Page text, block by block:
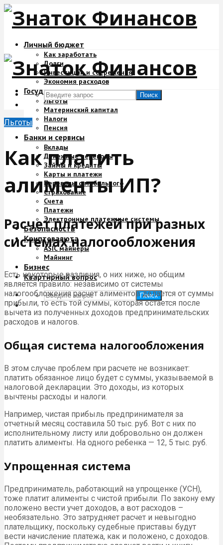
Личный бюджет
Как заработать
Долги
Инвестиции и сбережения
Экономия расходов
Государство и деньги
Льготы
Материнский капитал
Налоги
Пенсия
Банки и сервисы
Вклады
Денежные переводы
Займы и кредиты
Карты и платежи
Переводы с мобильного
Страхование
Счета
Платежи
Электронные платежные системы
Безопасность
Криптовалюта
ASIC майнеры
Майнинг
Бизнес
Квартирный вопрос
Поиск
Поиск
Льготы
Как платить
алименты ИП?
Расчет платежей при разных
системах налогообложения
Есть некоторые различия, о них ниже, но общим
является правило: независимо от системы
налогообложения расчет алиментов делается от суммы
прибыли, то есть той суммы, которая остается после
вычета из полученных доходов предпринимательских
расходов и налогов.
Общая система налогообложения
В этом случае проблем при расчете не возникает:
платить обязанное лицо будет с суммы, указываемой в
налоговой декларации. Это доходы, из которых
вычтены расходы и налоги.
Например, чистая прибыль предпринимателя за
отчетный месяц составила 50 тыс. руб. Вот с них по
исполнительному листу или добровольно он должен
платить алименты. На одного ребенка — 12, 5 тыс. руб.
Упрощенная система
Предприниматель, работающий на упрощенке (УСН),
тоже платит алименты с чистой прибыли. По закону ему
положено вести учет доходов, а вот расходов –
необязательно. Это затрудняет расчет и невыгодно
плательщику, поскольку судебные приставы будут
вести начисление платежа, как и положено, с доходов.